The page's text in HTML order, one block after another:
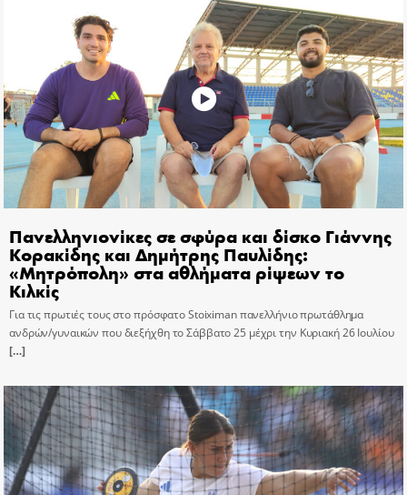
Πανελληνιονίκες σε σφύρα και δίσκο Γιάννης
Κορακίδης και Δημήτρης Παυλίδης:
«Μητρόπολη» στα αθλήματα ρίψεων το
Κιλκίς
Για τις πρωτιές τους στο πρόσφατο Stoiximan πανελλήνιο πρωτάθλημα
ανδρών/γυναικών που διεξήχθη το Σάββατο 25 μέχρι την Κυριακή 26 Ιουλίου
[…]